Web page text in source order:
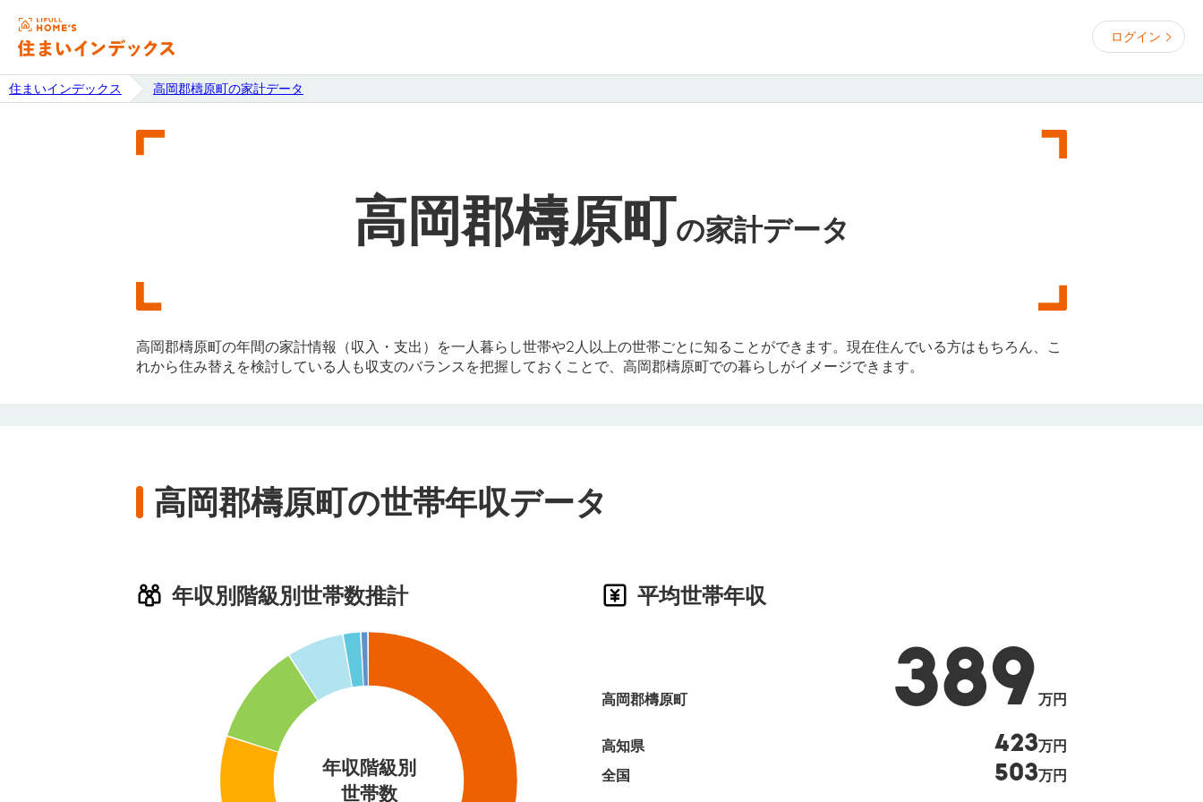
ログイン
住まいインデックス 高岡郡檮原町の家計データ
高岡郡檮原町の家計データ
高岡郡檮原町の年間の家計情報（収入・支出）を一人暮らし世帯や2人以上の世帯ごとに知ることができます。現在住んでいる方はもちろん、こ
れから住み替えを検討している人も収支のバランスを把握しておくことで、高岡郡檮原町での暮らしがイメージできます。
高岡郡檮原町の世帯年収データ
年収別階級別世帯数推計
年収階級別
世帯数
平均世帯年収
高岡郡檮原町 389 万円
高知県 423万円
全国
503万円